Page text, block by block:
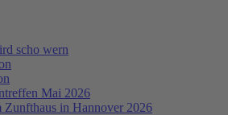
scho wern
Mai 2026
Zunfthaus in Hannover 2026